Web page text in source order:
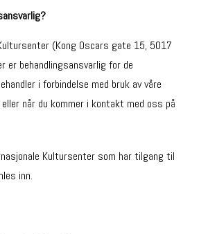
(Kong Oscars gate 15, 5017
er behandlingsansvarlig for de
i forbindelse med bruk av våre
når du kommer i kontakt med oss på
Kultursenter som har tilgang til
inn.